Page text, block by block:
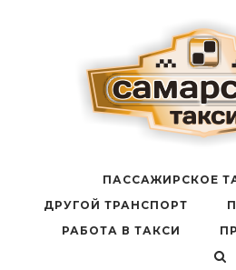
ПАССАЖИРСКОЕ
ДРУГОЙ ТРАНСПОРТ
РАБОТА В ТАКСИ